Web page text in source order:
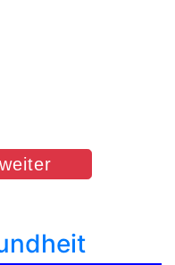
weiter